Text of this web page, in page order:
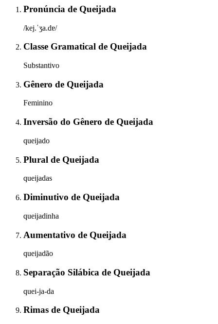
Pronúncia de Queijada
/kej.ˈʒa.dɐ/
Classe Gramatical de Queijada
Substantivo
Gênero de Queijada
Feminino
Inversão do Gênero de Queijada
queijado
Plural de Queijada
queijadas
Diminutivo de Queijada
queijadinha
Aumentativo de Queijada
queijadão
Separação Silábica de Queijada
quei-ja-da
Rimas de Queijada